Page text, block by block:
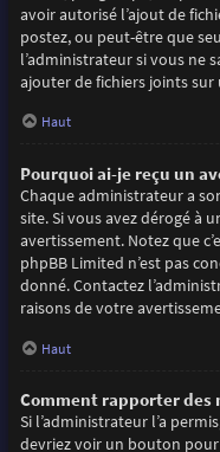
avoir autorisé l’ajout de
postez, ou peut-être que
l’administrateur si vous ne
ajouter de fichiers joints sur
Haut
Pourquoi ai-je reçu un
Chaque administrateur a
site. Si vous avez dérogé à
avertissement. Notez que
phpBB Limited n’est pas
donné. Contactez
raisons de votre
Haut
Comment rapporter des
Si l’administrateur l’a
devriez voir un bouton